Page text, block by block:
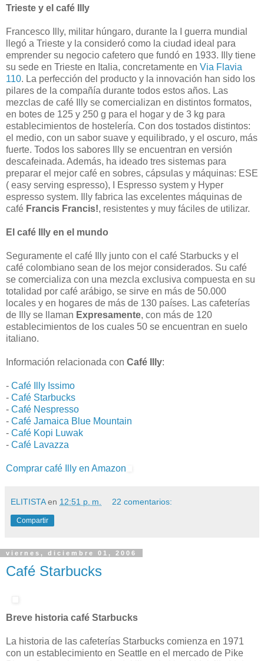
Trieste y el café Illy
Francesco Illy, militar húngaro, durante la I guerra mundial
llegó a Trieste y la consideró como la ciudad ideal para
emprender su negocio cafetero que fundó en 1933. Illy tiene
su sede en Trieste en Italia, concretamente en Via Flavia
110. La perfección del producto y la innovación han sido los
pilares de la compañía durante todos estos años. Las
mezclas de café Illy se comercializan en distintos formatos,
en botes de 125 y 250 g para el hogar y de 3 kg para
establecimientos de hostelería. Con dos tostados distintos:
el medio, con un sabor suave y equilibrado, y el oscuro, más
fuerte. Todos los sabores Illy se encuentran en versión
descafeinada. Además, ha ideado tres sistemas para
preparar el mejor café en sobres, cápsulas y máquinas: ESE
( easy serving espresso), I Espresso system y Hyper
espresso system. Illy fabrica las excelentes máquinas de
café Francis Francis!, resistentes y muy fáciles de utilizar.
El café Illy en el mundo
Seguramente el café Illy junto con el café Starbucks y el
café colombiano sean de los mejor considerados. Su café
se comercializa con una mezcla exclusiva compuesta en su
totalidad por café arábigo, se sirve en más de 50.000
locales y en hogares de más de 130 países. Las cafeterías
de Illy se llaman Expresamente, con más de 120
establecimientos de los cuales 50 se encuentran en suelo
italiano.
Información relacionada con Café Illy:
- Café Illy Issimo
- Café Starbucks
- Café Nespresso
- Café Jamaica Blue Mountain
- Café Kopi Luwak
- Café Lavazza
Comprar café Illy en Amazon
ELITISTA en 12:51 p. m. 22 comentarios:
Compartir
viernes, diciembre 01, 2006
Café Starbucks
Breve historia café Starbucks
La historia de las cafeterías Starbucks comienza en 1971
con un establecimiento en Seattle en el mercado de Pike